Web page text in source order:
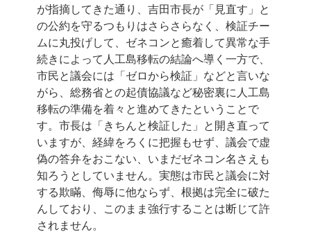
が指摘してきた通り、吉田市長が「見直す」と
の公約を守るつもりはさらさらなく、検証チー
ムに丸投げして、ゼネコンと癒着して異常な手
続きによって人工島移転の結論へ導く一方で、
市民と議会には「ゼロから検証」などと言いな
がら、総務省との起債協議など秘密裏に人工島
移転の準備を着々と進めてきたということで
す。市長は「きちんと検証した」と開き直って
いますが、経緯をろくに把握もせず、議会で虚
偽の答弁をおこない、いまだゼネコン名さえも
知ろうとしていません。実態は市民と議会に対
する欺瞞、侮辱に他ならず、根拠は完全に破た
んしており、このまま強行することは断じて許
されません。